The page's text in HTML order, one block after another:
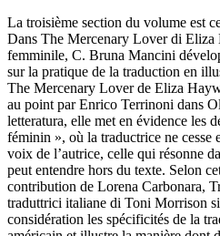
La troisième section du volume est
Dans The Mercenary Loverdi Eliza
femminile, C. Bruna Mancini
sur la pratique de la traduction en
The Mercenary Loverde Eliza
au point par Enrico Terrinoni dans
letteratura, elle met en évidence les
féminin », où la traductrice ne cesse
voix de l’autrice, celle qui résonne
peut entendre hors du texte. Selon
contribution de Lorena Carbonara,
traduttrici italiane di Toni Morrison
considération les spécificités de la